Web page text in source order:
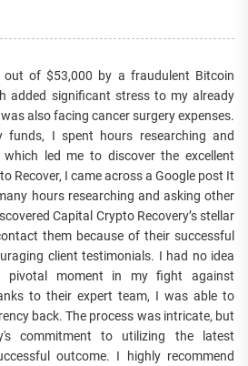
out of $53,000 by a fraudulent Bitcoin
added significant stress to my already
also facing cancer surgery expenses.
funds, I spent hours researching and
led me to discover the excellent
Recover, I came across a Google post It
hours researching and asking other
Capital Crypto Recovery’s stellar
them because of their successful
client testimonials. I had no idea
moment in my fight against
to their expert team, I was able to
back. The process was intricate, but
commitment to utilizing the latest
outcome. I highly recommend